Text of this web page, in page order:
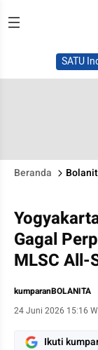
SATU
Beranda
Gagal
MLSC All-
kumparanBOLANITA
24 Juni 2026 15:16
Ikuti